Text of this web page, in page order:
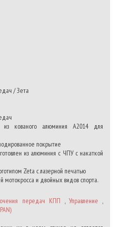
/ Зета
из кованого алюминия A2014 для
покрытие
из алюминия с ЧПУ с накаткой
Zeta с лазерной печатью
и двойных видов спорта.
передач КПП , Управление ,